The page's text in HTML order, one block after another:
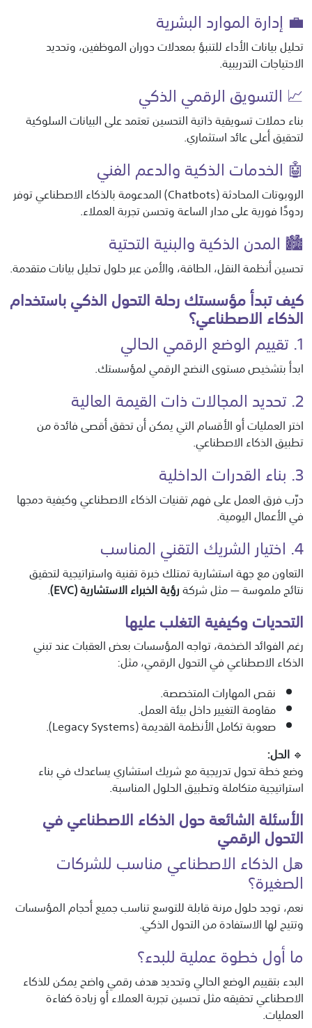
💼 إدارة الموارد البشرية
تحليل بيانات الأداء للتنبؤ بمعدلات دوران الموظفين، وتحديد
الاحتياجات التدريبية.
📈 التسويق الرقمي الذكي
بناء حملات تسويقية ذاتية التحسين تعتمد على البيانات السلوكية
لتحقيق أعلى عائد استثماري.
🤖 الخدمات الذكية والدعم الفني
الروبوتات المحادثة (Chatbots) المدعومة بالذكاء الاصطناعي توفر
ردودًا فورية على مدار الساعة وتحسن تجربة العملاء.
🏙️ المدن الذكية والبنية التحتية
تحسين أنظمة النقل، الطاقة، والأمن عبر حلول تحليل بيانات متقدمة.
كيف تبدأ مؤسستك رحلة التحول الذكي باستخدام
الذكاء الاصطناعي؟
1. تقييم الوضع الرقمي الحالي
ابدأ بتشخيص مستوى النضج الرقمي لمؤسستك.
2. تحديد المجالات ذات القيمة العالية
اختر العمليات أو الأقسام التي يمكن أن تحقق أقصى فائدة من
تطبيق الذكاء الاصطناعي.
3. بناء القدرات الداخلية
درّب فرق العمل على فهم تقنيات الذكاء الاصطناعي وكيفية دمجها
في الأعمال اليومية.
4. اختيار الشريك التقني المناسب
التعاون مع جهة استشارية تمتلك خبرة تقنية واستراتيجية لتحقيق
نتائج ملموسة — مثل شركةرؤية الخبراء الاستشارية (EVC) .
التحديات وكيفية التغلب عليها
رغم الفوائد الضخمة، تواجه المؤسسات بعض العقبات عند تبني
الذكاء الاصطناعي في التحول الرقمي، مثل:
نقص المهارات المتخصصة.
مقاومة التغيير داخل بيئة العمل.
صعوبة تكامل الأنظمة القديمة (Legacy Systems).
🔹 الحل:
وضع خطة تحول تدريجية مع شريك استشاري يساعدك في بناء
استراتيجية متكاملة وتطبيق الحلول المناسبة.
الأسئلة الشائعة حول الذكاء الاصطناعي في
التحول الرقمي
هل الذكاء الاصطناعي مناسب للشركات
الصغيرة؟
نعم، توجد حلول مرنة قابلة للتوسع تناسب جميع أحجام المؤسسات
وتتيح لها الاستفادة من التحول الذكي.
ما أول خطوة عملية للبدء؟
البدء بتقييم الوضع الحالي وتحديد هدف رقمي واضح يمكن للذكاء
الاصطناعي تحقيقه مثل تحسين تجربة العملاء أو زيادة كفاءة
العمليات.